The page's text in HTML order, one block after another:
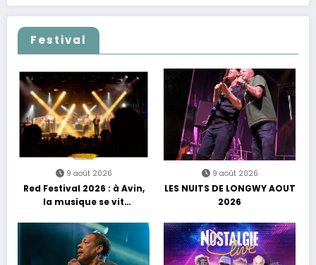
Festival
9 août 2026
Red Festival 2026 : à Avin,
la musique se vit
9 août 2026
LES NUITS DE LONGWY AOUT
2026